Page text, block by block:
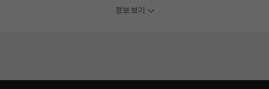
정보 보기